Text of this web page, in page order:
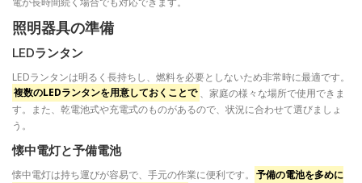
照明器具の準備
LEDランタン
LEDランタンは明るく長持ちし、燃料を必要としないため非常時に最適です。
複数のLEDランタンを用意しておくことで 、家庭の様々な場所で使用できま
す。また、乾電池式や充電式のものがあるので、状況に合わせて選びましょ
う。
懐中電灯と予備電池
懐中電灯は持ち運びが容易で、手元の作業に便利です。
予備の電池を多めに